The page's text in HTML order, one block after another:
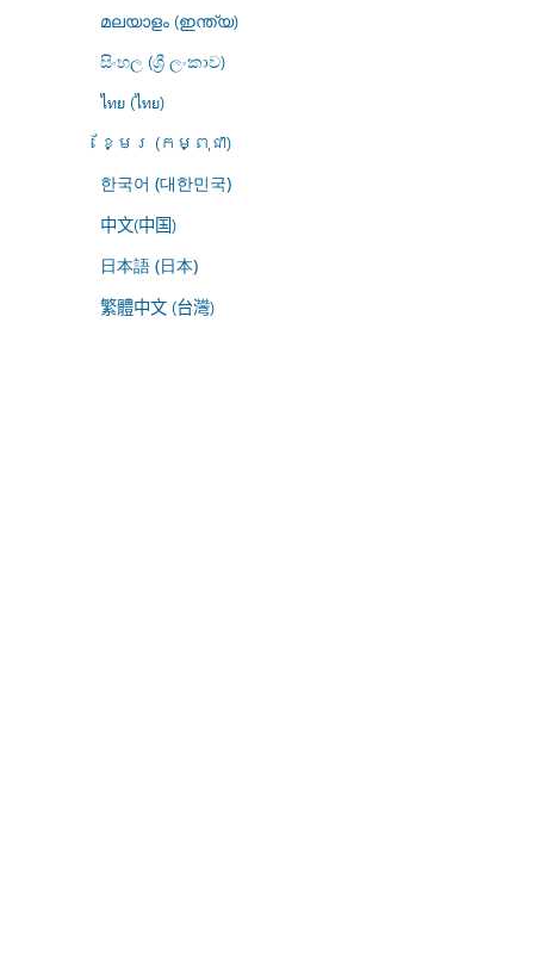
മലയാളം (ഇന്ത്യ)
සිංහල (ශ්‍රී ලංකාව)
ไทย (ไทย)
ខ្មែរ (កម្ពុជា)
한국어 (대한민국)
中文(中国)
日本語 (日本)
繁體中文 (台灣)